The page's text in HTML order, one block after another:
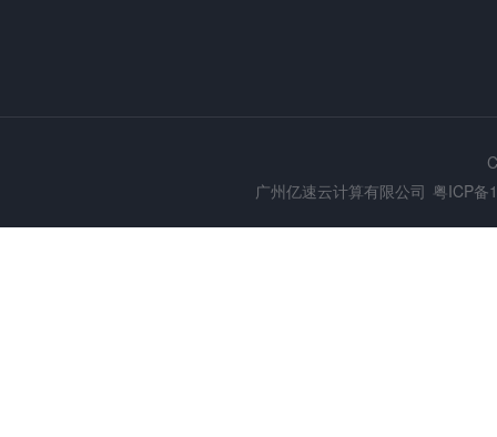
广州亿速云计算有限公司 粤ICP备